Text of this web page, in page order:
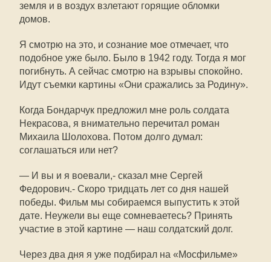
земля и в воздух взлетают горящие обломки
домов.
Я смотрю на это, и сознание мое отмечает, что
подобное уже было. Было в 1942 году. Тогда я мог
погибнуть. А сейчас смотрю на взрывы спокойно.
Идут съемки картины «Они сражались за Родину».
Когда Бондарчук предложил мне роль солдата
Некрасова, я внимательно перечитал роман
Михаила Шолохова. Потом долго думал:
соглашаться или нет?
— И вы и я воевали,- сказал мне Сергей
Федорович.- Скоро тридцать лет со дня нашей
победы. Фильм мы собираемся выпустить к этой
дате. Неужели вы еще сомневаетесь? Принять
участие в этой картине — наш солдатский долг.
Через два дня я уже подбирал на «Мосфильме»